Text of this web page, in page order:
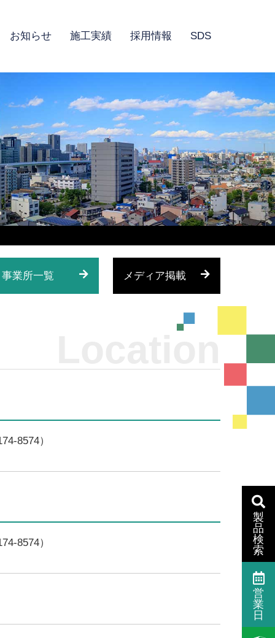
お知らせ 施工実績 採用情報 SDS
事業所一覧 メディア掲載
Location
8574）
8574）
製
品
検
索
営
業
日